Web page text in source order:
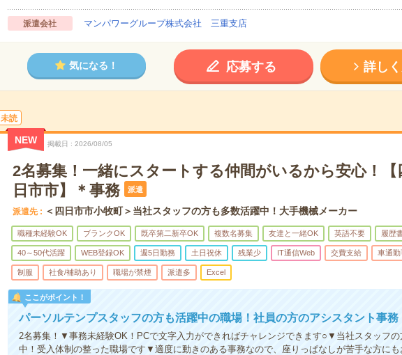
派遣会社 マンパワーグループ株式会社 三重支店
気になる！ 応募する 詳し
未読
NEW 掲載日 2026/08/05
2名募集！一緒にスタートする仲間がいるから安心！【
日市市】＊事務
派遣
派遣先 ＜四日市市小牧町＞当社スタッフの方も多数活躍中！大手機械メーカー
職種未経験OK ブランクOK 既卒第二新卒OK 複数名募集 友達と一緒OK 英語不要 履歴
40～50代活躍 WEB登録OK 週5日勤務 土日祝休 残業少 IT通信Web 交費支給 車通勤
制服 社食/補助あり 職場が禁煙 派遣多 Excel
ここがポイント！
パーソルテンプスタッフの方も活躍中の職場！社員の方のアシスタント事務
2名募集！▼事務未経験OK！PCで文字入力ができればチャレンジできます○▼当社スタッフの
中！受入体制の整った職場です▼適度に動きのある事務なので、座りっぱなしが苦手な方に